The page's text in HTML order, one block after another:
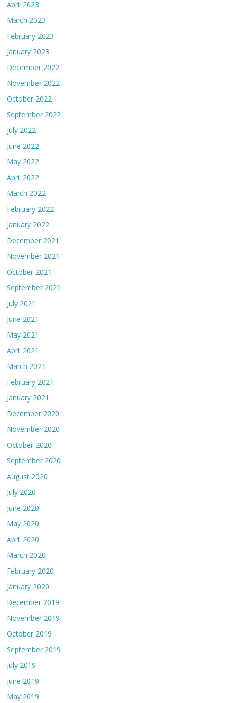
April 2023
March 2023
February 2023
January 2023
December 2022
November 2022
October 2022
September 2022
July 2022
June 2022
May 2022
April 2022
March 2022
February 2022
January 2022
December 2021
November 2021
October 2021
September 2021
July 2021
June 2021
May 2021
April 2021
March 2021
February 2021
January 2021
December 2020
November 2020
October 2020
September 2020
August 2020
July 2020
June 2020
May 2020
April 2020
March 2020
February 2020
January 2020
December 2019
November 2019
October 2019
September 2019
July 2019
June 2019
May 2019